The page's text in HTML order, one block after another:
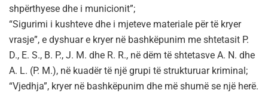
shpërthyese dhe i municionit”;
“Sigurimi i kushteve dhe i mjeteve materiale për të kryer
vrasje”, e dyshuar e kryer në bashkëpunim me shtetasit P.
D., E. S., B. P., J. M. dhe R. R., në dëm të shtetasve A. N. dhe
A. L. (P. M.), në kuadër të një grupi të strukturuar kriminal;
“Vjedhja”, kryer në bashkëpunim dhe më shumë se një herë.